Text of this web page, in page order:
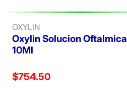
OXYLIN
Oxylin Solucion Oftalmica
10Ml
Precio reducido de
$754.50